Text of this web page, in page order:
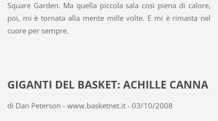
Square Garden. Ma quella piccola sala così piena di calore,
poi, mi è tornata alla mente mille volte. E mi è rimasta nel
cuore per sempre.
GIGANTI DEL BASKET: ACHILLE CANNA
di Dan Peterson - www.basketnet.it - 03/10/2008